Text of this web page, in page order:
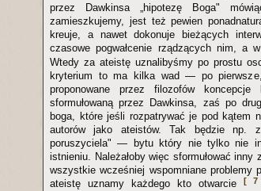
przez Dawkinsa „hipotezę Boga"
zamieszkujemy, jest też pewien
kreuje, a nawet dokonuje bieżących
czasowe pogwałcenie rządzących nim, a
Wtedy za ateistę uznalibyśmy po prostu
kryterium to ma kilka wad — po
proponowane przez filozofów
sformułowaną przez Dawkinsa, zaś po
boga, które jeśli rozpatrywać je pod kątem
autorów jako ateistów. Tak będzie np.
poruszyciela" — bytu który nie tylko nie
istnieniu. Należałoby więc sformułować
wszystkie wcześniej wspomniane problemy
ateistę uznamy każdego kto otwarcie
[ 7